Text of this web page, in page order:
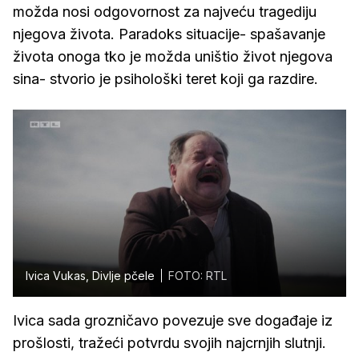
možda nosi odgovornost za najveću tragediju
njegova života. Paradoks situacije- spašavanje
života onoga tko je možda uništio život njegova
sina- stvorio je psihološki teret koji ga razdire.
Ivica Vukas, Divlje pčele FOTO: RTL
Ivica sada grozničavo povezuje sve događaje iz
prošlosti, tražeći potvrdu svojih najcrnjih slutnji.